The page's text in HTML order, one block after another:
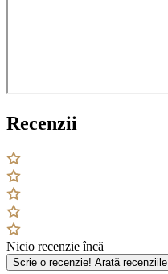
Recenzii
Nicio recenzie încă
Scrie o recenzie! Arată recenziile